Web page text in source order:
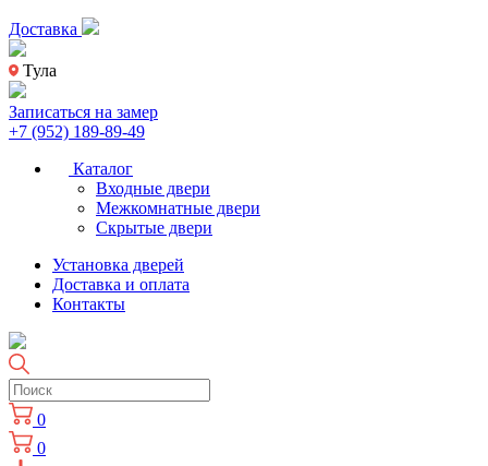
Доставка
Тула
Записаться на замер
+7 (952) 189-89-49
Каталог
Входные двери
Межкомнатные двери
Скрытые двери
Установка дверей
Доставка и оплата
Контакты
0
0